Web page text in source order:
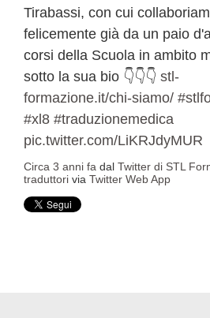
Tirabassi, con cui
felicemente già da un paio
corsi della Scuola in ambito
sotto la sua bio 👇👇👇 stl-
formazione.it/chi-siamo/
#xl8 #traduzionemedica
pic.twitter.com/LiKRJdyMUR
Circa 3 anni fa dal Twitter di STL
traduttori via Twitter Web App